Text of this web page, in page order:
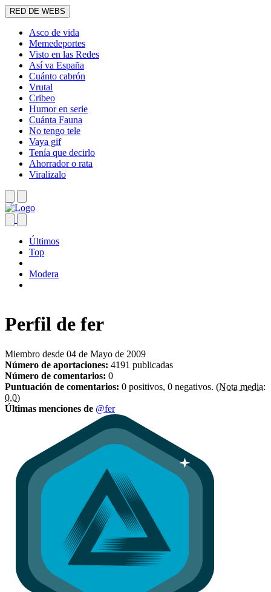
RED DE WEBS
Asco de vida
Memedeportes
Visto en las Redes
Así va España
Cuánto cabrón
Vrutal
Cribeo
Humor en serie
Cuánta Fauna
No tengo tele
Vaya gif
Tenía que decirlo
Ahorrador o rata
Viralizalo
Últimos
Top
Modera
Perfil de fer
Miembro desde 04 de Mayo de 2009
Número de aportaciones: 4191 publicadas
Número de comentarios: 0
Puntuación de comentarios: 0 positivos, 0 negativos. (Nota media:
0,0)
Últimas menciones de @fer